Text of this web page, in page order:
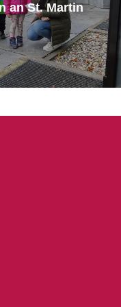
an St. Martin